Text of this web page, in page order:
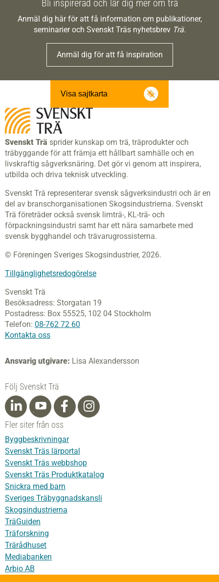
Bli inspirerad och lär dig mer om trä
Anmäl dig här för att få information om publikationer,
seminarier och Svenskt Träs nyhetsbrev Trä.
Anmäl dig för att få inspiration
Visa sajtkarta
Svenskt Trä sprider kunskap om trä, träprodukter och
träbyggande för att främja ett hållbart samhälle och en
livskraftig sågverksnäring. Det gör vi genom att inspirera,
utbilda och driva teknisk utveckling.
Svenskt Trä representerar svensk sågverksindustri och är en
del av branschorganisationen Skogsindustrierna. Svenskt
Trä företräder också svensk limträ-, KL-trä- och
förpackningsindustri samt har ett nära samarbete med
svensk bygghandel och trävarugrossisterna.
© Föreningen Sveriges Skogsindustrier, 2026.
Tillgänglighetsredogörelse
Svenskt Trä
Besöksadress: Storgatan 19
Postadress: Box 55525, 102 04 Stockholm
Telefon: 08-762 72 60
Kontakta oss
Ansvarig utgivare: Lisa Alexandersson
Följ Svenskt Trä
Fler siter från oss
Byggbeskrivningar
Svenskt Träs lärportal
Svenskt Träs webbshop
Svenskt Träs Produktkatalog
Snickra med barn
Sveriges Träbyggnadskansli
Skogsindustrierna
TräGuiden
Träforskning
Trärådhuset
Mediabanken
Arbio AB